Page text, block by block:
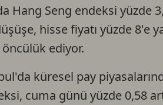
Hang Seng endeksi yüzde
hisse fiyatı yüzde 8'e
ediyor.
küresel pay
cuma günü yüzde 0,58